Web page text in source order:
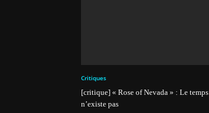
Critiques
[critique] « Rose of Nevada » : Le temps
n’existe pas